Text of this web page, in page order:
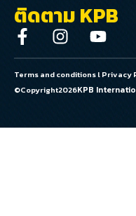
ติดตาม KPB
Terms and conditionslPrivacy
©Copyright2026KPB